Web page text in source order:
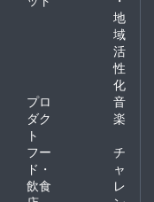
地
域
活
性
化
プロ
ダク
ト
音
楽
フー
ド・
飲食
チ
ャ
レ